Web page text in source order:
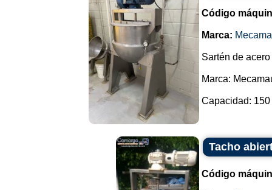
Código
Marca:
Sartén de
Marca:
Capacidad: 150
Tacho
Código